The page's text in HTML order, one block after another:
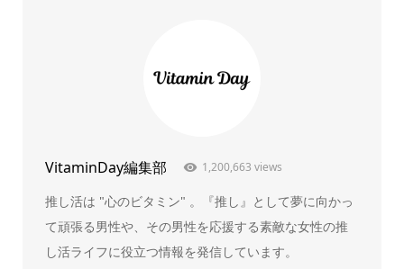
VitaminDay編集部 1,200,663 views
推し活は "心のビタミン" 。『推し』として夢に向かっ
て頑張る男性や、その男性を応援する素敵な女性の推
し活ライフに役立つ情報を発信しています。